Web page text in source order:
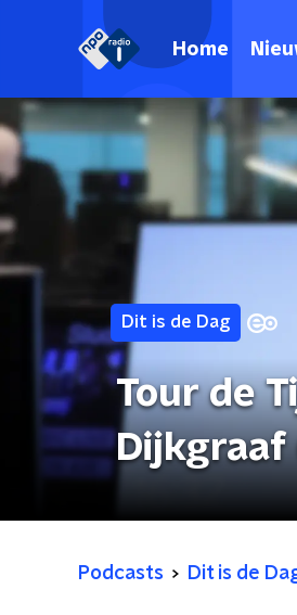
Home
Dit is de Dag
Tour de
Dijkgraaf
Podcasts Dit is de